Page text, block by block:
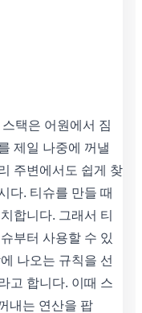
택은 어원에서 짐
제일 나중에 꺼낼
주변에서도 쉽게 찾
다. 티슈를 만들 때
합니다. 그래서 티
부터 사용할 수 있
나오는 규칙을 선
고 합니다. 이때 스
내는 연산을 팝